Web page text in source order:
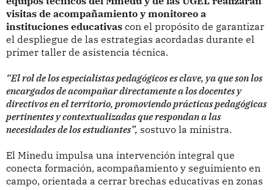
visitas de acompañamiento y monitoreo a
instituciones educativas con el propósito de garantizar
el despliegue de las estrategias acordadas durante el
primer taller de asistencia técnica.
“El rol de los especialistas pedagógicos es clave, ya que son los
encargados de acompañar directamente a los docentes y
directivos en el territorio, promoviendo prácticas pedagógicas
pertinentes y contextualizadas que respondan a las
necesidades de los estudiantes”, sostuvo la ministra.
El Minedu impulsa una intervención integral que
conecta formación, acompañamiento y seguimiento en
campo, orientada a cerrar brechas educativas en zonas